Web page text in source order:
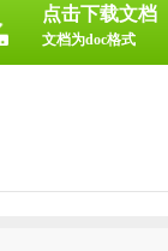
点击下载文档
文档为doc格式